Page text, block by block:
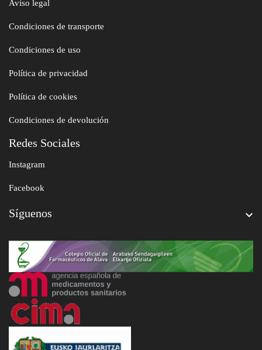
Aviso legal
Condiciones de transporte
Condiciones de uso
Política de privacidad
Política de cookies
Condiciones de devolución
Redes Sociales
Instagram
Facebook
Síguenos 